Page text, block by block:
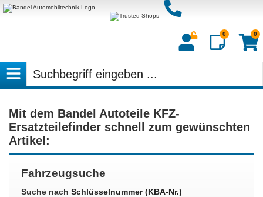
Kopfbereich überspringen
AnmeldenMerkzettel
aufklappen
0 0
Menü
Fahrzeugsuche überspringen
Mit dem Bandel Autoteile KFZ-
Ersatzteilefinder schnell zum gewünschten
Artikel:
Fahrzeugsuche
Suche nach Schlüsselnummer (KBA-Nr.)